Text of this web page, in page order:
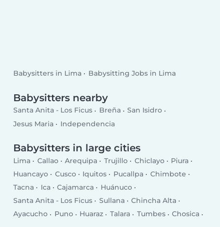
Babysitters in Lima Babysitting Jobs in Lima
Babysitters nearby
Santa Anita - Los Ficus Breña
San Isidro
Jesus Maria
Independencia
Babysitters in large cities
Lima Callao Arequipa Trujillo Chiclayo
Piura
Huancayo
Cusco Iquitos Pucallpa
Chimbote
Tacna
Ica Cajamarca
Huánuco
Santa Anita - Los Ficus
Sullana
Chincha Alta
Ayacucho
Puno Huaraz Talara Tumbes
Chosica